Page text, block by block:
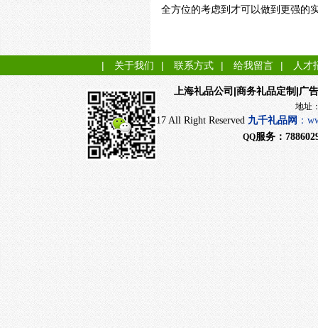
全方位的考虑到才可以做到更强的
上海礼品公司 |商务礼品定制|广
地址：上海市闵行
CopyRight 2017 All Right Reserved 九千礼品网 ：
QQ服务：
| 关于我们 | 联系方式 | 给我留言 | 人才